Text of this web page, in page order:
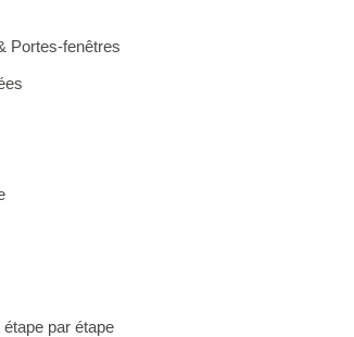
Portes-fenêtres
par étape